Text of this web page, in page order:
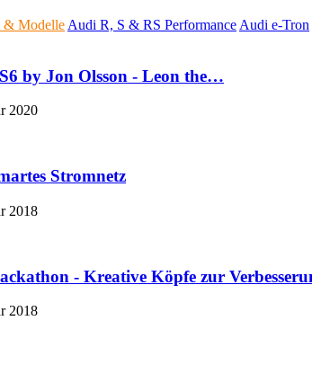
& Modelle Audi R, S & RS Performance Audi e-Tron
by Jon Olsson - Leon the…
2020
Stromnetz
2018
- Kreative Köpfe zur
2018